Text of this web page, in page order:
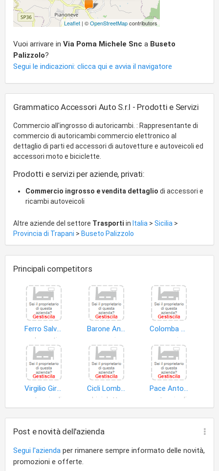
Leaflet | ©OpenStreetMapcontributors
Vuoi arrivare in Via Poma Michele Snc a Buseto
Palizzolo?
Segui le indicazioni: clicca qui e avvia il navigatore
Grammatico Accessori Auto S.r.l - Prodotti e Servizi
Commercio all'ingrosso di autoricambi. : Rappresentante di
commercio di autoricambi commercio elettronico al
dettaglio di parti ed accessori di autovetture e autoveicoli ed
accessori moto e biciclette.
Prodotti e servizi per aziende, privati:
Commercio ingrosso e vendita dettaglio di accessori e
ricambi autoveicoli
Altre aziende del settore Trasporti in Italia > Sicilia >
Provincia di Trapani > Buseto Palizzolo
Principali competitors
Ferro Salvatore
Barone Antonino
merci
Colomba Vito
merci
Virgilio Girolamo
autoveicoli
Cicli Lombardo S.p.A
biciclette
Pace Antonino
autoveicoli
Post e novità dell'azienda
Segui l'azienda per rimanere sempre informato delle novità,
promozioni e offerte.